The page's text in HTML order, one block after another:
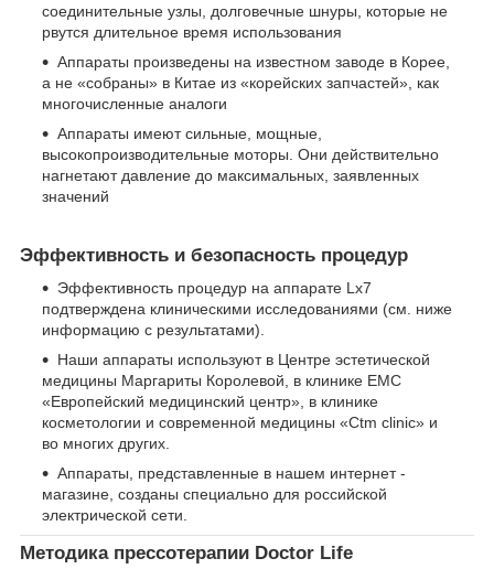
соединительные узлы, долговечные шнуры, которые не
рвутся длительное время использования
Аппараты произведены на известном заводе в Корее,
а не «собраны» в Китае из «корейских запчастей», как
многочисленные аналоги
Аппараты имеют сильные, мощные,
высокопроизводительные моторы. Они действительно
нагнетают давление до максимальных, заявленных
значений
Эффективность и безопасность процедур
Эффективность процедур на аппарате Lx7
подтверждена клиническими исследованиями (см. ниже
информацию с результатами).
Наши аппараты используют в Центре эстетической
медицины Маргариты Королевой, в клинике EMC
«Европейский медицинский центр», в клинике
косметологии и современной медицины «Сtm clinic» и
во многих других.
Аппараты, представленные в нашем интернет -
магазине, созданы специально для российской
электрической сети.
Методика прессотерапии Doctor Life